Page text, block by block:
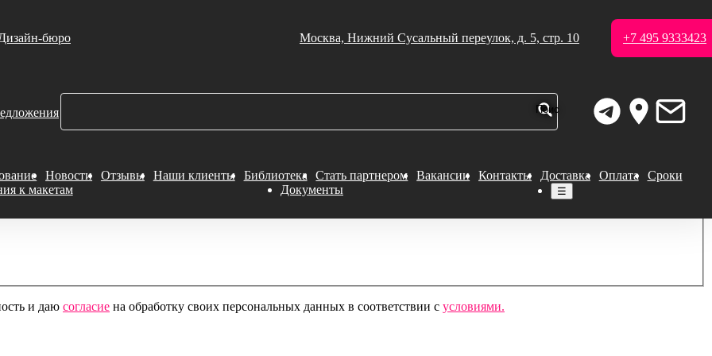
и даю согласие на обработку своих персональных данных в соответствии с условиями.
бюро Москва, Нижний Сусальный переулок, д. 5, стр. 10 +7 495 9333423
Новости Отзывы Наши клиенты Библиотека Стать партнером Вакансии Контакты Доставка Оплата
Сроки
к макетам
Документы ☰